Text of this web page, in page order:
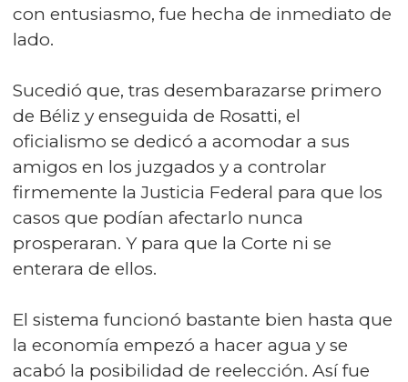
con entusiasmo, fue hecha de inmediato de
lado.
Sucedió que, tras desembarazarse primero
de Béliz y enseguida de Rosatti, el
oficialismo se dedicó a acomodar a sus
amigos en los juzgados y a controlar
firmemente la Justicia Federal para que los
casos que podían afectarlo nunca
prosperaran. Y para que la Corte ni se
enterara de ellos.
El sistema funcionó bastante bien hasta que
la economía empezó a hacer agua y se
acabó la posibilidad de reelección. Así fue